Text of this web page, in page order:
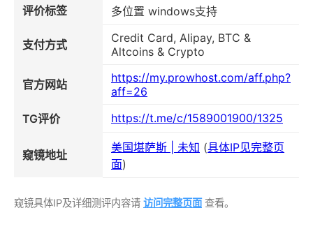
评价标签 多位置 windows支持
支付方式
Credit Card, Alipay, BTC &
Altcoins & Crypto
官方网站
https://my.prowhost.com/aff.php?
aff=26
TG评价
https://t.me/c/1589001900/1325
窥镜地址
美国堪萨斯 | 未知 (具体IP见完整页
面)
窥镜具体IP及详细测评内容请 访问完整页面查看。